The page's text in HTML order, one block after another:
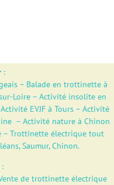
:
– Balade en trottinette à
Loire– Activité insolite en
Activité EVJF à Tours – Activité
– Activité nature à Chinon
– Trottinette électrique tout
Saumur, Chinon.
:
de trottinette électrique